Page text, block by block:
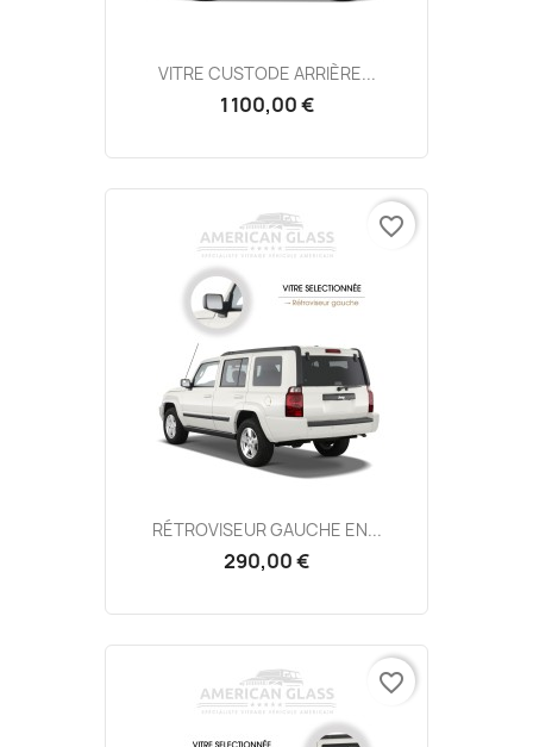
VITRE CUSTODE ARRIÈRE...
1 100,00 €
RÉTROVISEUR GAUCHE EN...
290,00 €
favorite_border
favorite_border